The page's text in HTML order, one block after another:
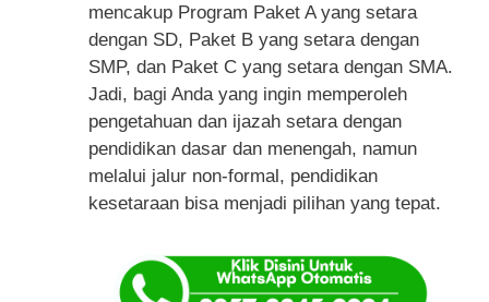
mencakup Program Paket A yang setara
dengan SD, Paket B yang setara dengan
SMP, dan Paket C yang setara dengan SMA.
Jadi, bagi Anda yang ingin memperoleh
pengetahuan dan ijazah setara dengan
pendidikan dasar dan menengah, namun
melalui jalur non-formal, pendidikan
kesetaraan bisa menjadi pilihan yang tepat.